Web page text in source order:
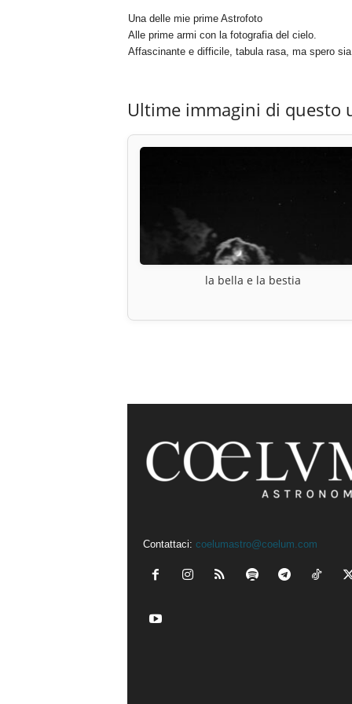
Una delle mie prime Astrofoto
Alle prime armi con la fotografia del cielo.
Affascinante e difficile, tabula rasa, ma spero sia
Ultime immagini di questo
la bella e la bestia
Contattaci: coelumastro@coelum.com